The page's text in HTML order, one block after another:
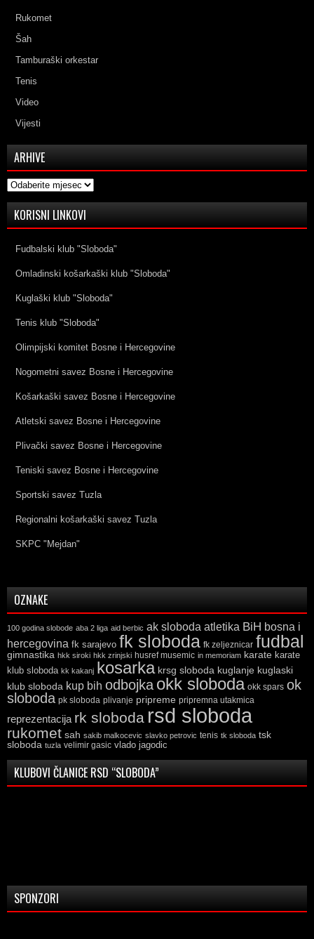
Rukomet
Šah
Tamburaški orkestar
Tenis
Video
Vijesti
ARHIVE
Arhive
KORISNI LINKOVI
Fudbalski klub "Sloboda"
Omladinski košarkaški klub "Sloboda"
Kuglaški klub "Sloboda"
Tenis klub "Sloboda"
Olimpijski komitet Bosne i Hercegovine
Nogometni savez Bosne i Hercegovine
Košarkaški savez Bosne i Hercegovine
Atletski savez Bosne i Hercegovine
Plivački savez Bosne i Hercegovine
Teniski savez Bosne i Hercegovine
Sportski savez Tuzla
Regionalni košarkaški savez Tuzla
SKPC "Mejdan"
OZNAKE
100 godina slobode aba 2 liga aid berbic ak sloboda atletika BiH bosna i
hercegovina fk sarajevo fk sloboda fk zeljeznicar fudbal
gimnastika hkk siroki hkk zrinjski husref musemic in memoriam karate karate
klub sloboda kk kakanj kosarka krsg sloboda kuglanje kuglaski
klub sloboda kup bih odbojka okk sloboda okk spars ok
sloboda pk sloboda plivanje pripreme pripremna utakmica
reprezentacija rk sloboda rsd sloboda
rukomet sah sakib malkocevic slavko petrovic tenis tk sloboda tsk
sloboda tuzla velimir gasic vlado jagodic
KLUBOVI ČLANICE RSD “SLOBODA”
SPONZORI